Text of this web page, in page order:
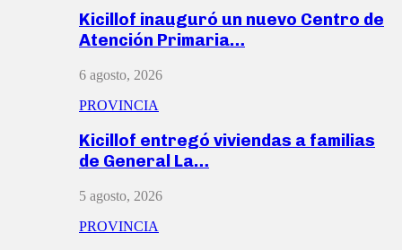
Kicillof inauguró un nuevo Centro de
Atención Primaria…
6 agosto, 2026
PROVINCIA
Kicillof entregó viviendas a familias
de General La…
5 agosto, 2026
PROVINCIA